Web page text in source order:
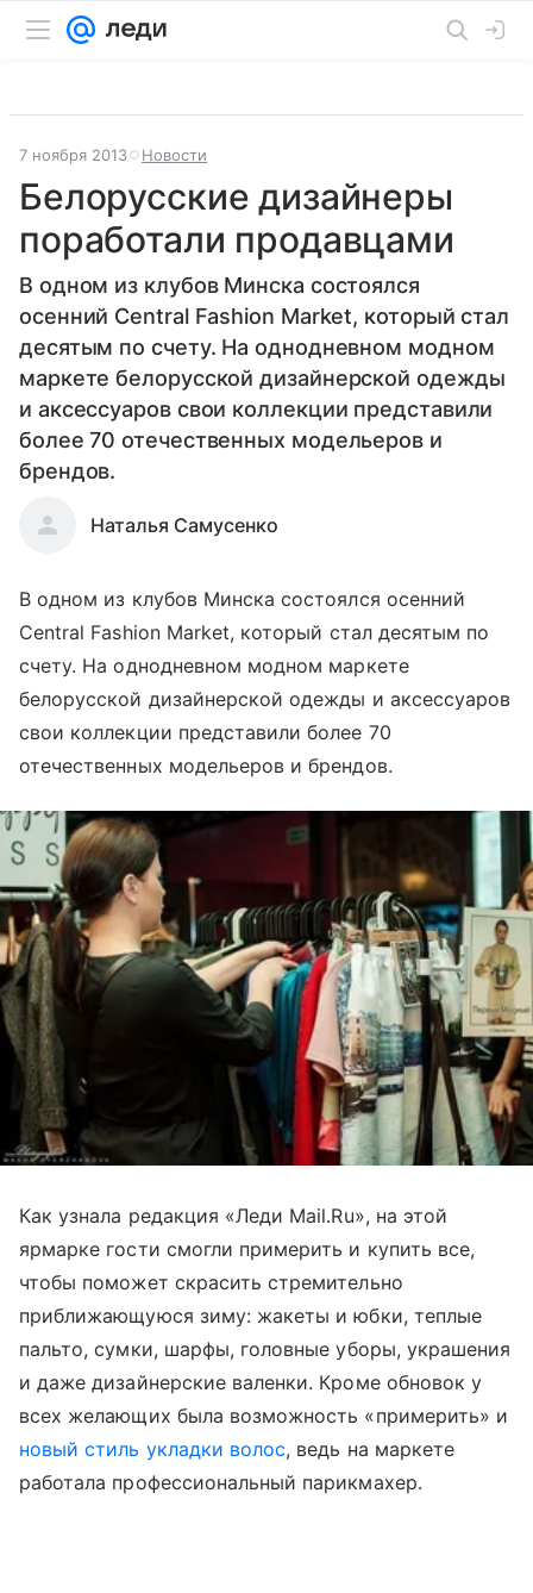
7 ноября 2013 Новости
Белорусские дизайнеры
поработали продавцами
В одном из клубов Минска состоялся
осенний Central Fashion Market, который стал
десятым по счету. На однодневном модном
маркете белорусской дизайнерской одежды
и аксессуаров свои коллекции представили
более 70 отечественных модельеров и
брендов.
Наталья Самусенко
В одном из клубов Минска состоялся осенний
Central Fashion Market, который стал десятым по
счету. На однодневном модном маркете
белорусской дизайнерской одежды и аксессуаров
свои коллекции представили более 70
отечественных модельеров и брендов.
Как узнала редакция «Леди Mail.Ru», на этой
ярмарке гости смогли примерить и купить все,
чтобы поможет скрасить стремительно
приближающуюся зиму: жакеты и юбки, теплые
пальто, сумки, шарфы, головные уборы, украшения
и даже дизайнерские валенки. Кроме обновок у
всех желающих была возможность «примерить» и
новый стиль укладки волос, ведь на маркете
работала профессиональный парикмахер.